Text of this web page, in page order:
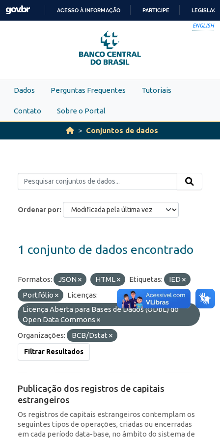
Skip to main content
PARA
O
CONTEÚDO
ACESSO À INFORMAÇÃO PARTICIPE
ENGLISH
Dados Perguntas Frequentes Tutoriais
Contato Sobre o Portal
Conjuntos de dados
Ordenar por
1 conjunto de dados encontrado
Formatos: JSON HTML Etiquetas:
IED
Portfólio
Licenças:
Licença Aberta para Bases de Dados (ODbL) do
Open Data Commons
Organizações:
BCB/Dstat
Filtrar Resultados
Publicação dos registros de capitais
estrangeiros
Os registros de capitais estrangeiros contemplam os
seguintes tipos de operações, criadas ou encerradas
em cada período data-base, no âmbito do sistema de